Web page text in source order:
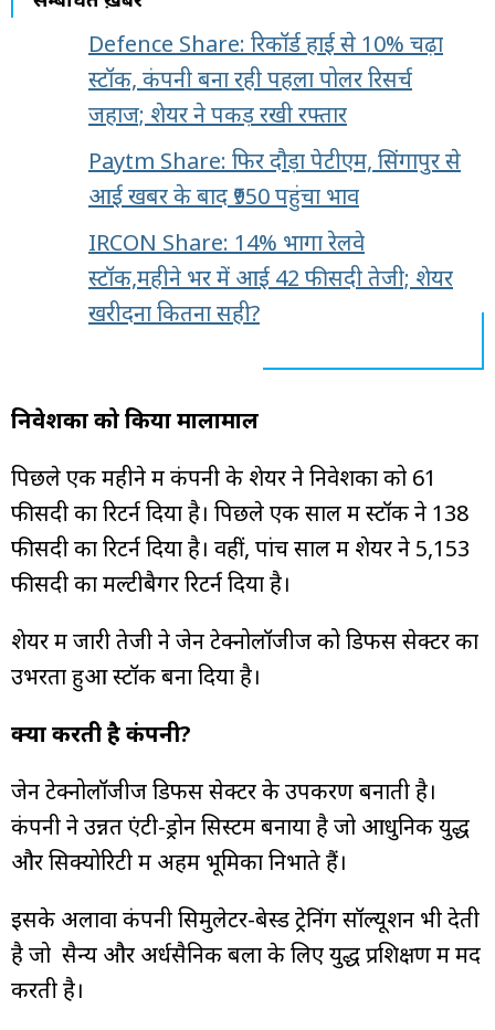
Defence Share: रिकॉर्ड हाई से 10% चढ़ा
स्टॉक, कंपनी बना रही पहला पोलर रिसर्च
जहाज; शेयर ने पकड़ रखी रफ्तार
Paytm Share: फिर दौड़ा पेटीएम, सिंगापुर से
आई खबर के बाद ₹950 पहुंचा भाव
IRCON Share: 14% भागा रेलवे
स्टॉक,महीने भर में आई 42 फीसदी तेजी; शेयर
खरीदना कितना सही?
निवेशकों को किया मालामाल
पिछले एक महीने में कंपनी के शेयर ने निवेशकों को 61
फीसदी का रिटर्न दिया है। पिछले एक साल में स्टॉक ने 138
फीसदी का रिटर्न दिया है। वहीं, पांच साल में शेयर ने 5,153
फीसदी का मल्टीबैगर रिटर्न दिया है।
शेयर में जारी तेजी ने जेन टेक्नोलॉजीज को डिफेंस सेक्टर का
उभरता हुआ स्टॉक बना दिया है।
क्या करती है कंपनी?
जेन टेक्नोलॉजीज डिफेंस सेक्टर के उपकरण बनाती है।
कंपनी ने उन्नत एंटी-ड्रोन सिस्टम बनाया है जो आधुनिक युद्ध
और सिक्योरिटी में अहम भूमिका निभाते हैं।
इसके अलावा कंपनी सिमुलेटर-बेस्ड ट्रेनिंग सॉल्यूशन भी देती
है जो सैन्य और अर्धसैनिक बलों के लिए युद्ध प्रशिक्षण में मद
करती है।